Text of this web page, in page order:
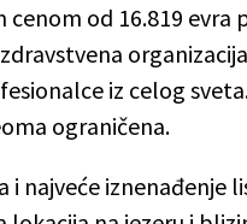
od 16.819 evra
iz celog
ograničena.
najveće iznenađenje